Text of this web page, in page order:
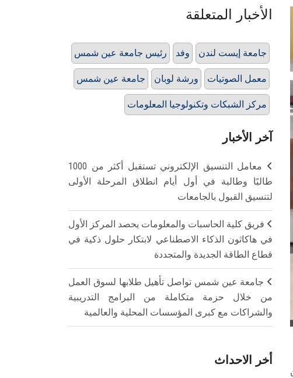
الأخبار المتعلقة
رئيس جامعة عين شمس وفد جامعة إيست لندن
جامعة عين شمس ورشة لوبان معمل الصوتيات
مركز الشبكات وتكنولوجيا المعلومات
آخر الأخبار
معامل التنسيق الإلكتروني تستقبل أكثر من 1000
طالبًا وطالبة في أول أيام انطلاق المرحلة الأولى
لتنسيق القبول بالجامعات
فريق كلية الحاسبات والمعلومات يحصد المركز الأول
في هاكاثون الذكاء الاصطناعي لابتكار حلول ذكية في
قطاع الطاقة الجديدة والمتجددة
جامعة عين شمس تواصل تأهيل طلابها لسوق العمل
من خلال حزمة متكاملة من البرامج التدريبية
والشراكات مع كبرى المؤسسات المحلية والعالمية
أخر الاحداث